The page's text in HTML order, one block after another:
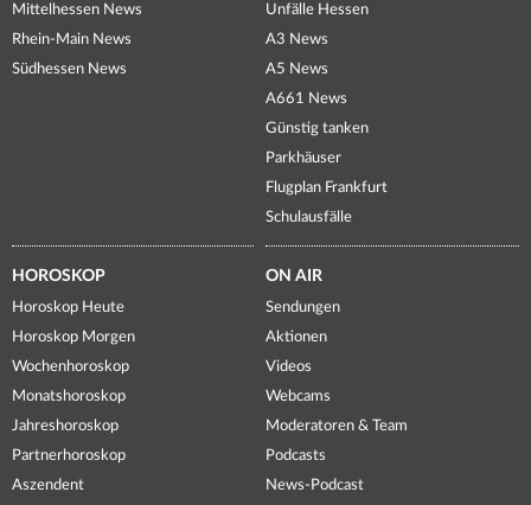
Mittelhessen News
Rhein-Main News
Südhessen News
Unfälle Hessen
A3 News
A5 News
A661 News
Günstig tanken
Parkhäuser
Flugplan Frankfurt
Schulausfälle
HOROSKOP
Horoskop Heute
Horoskop Morgen
Wochenhoroskop
Monatshoroskop
Jahreshoroskop
Partnerhoroskop
Aszendent
ON AIR
Sendungen
Aktionen
Videos
Webcams
Moderatoren & Team
Podcasts
News-Podcast